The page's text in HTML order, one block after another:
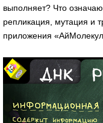
выполняет? Что
репликация, мутация и
приложения